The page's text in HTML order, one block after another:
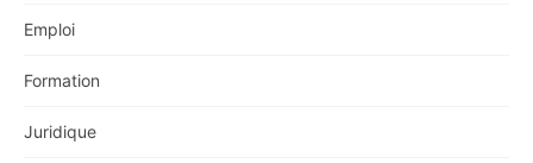
Emploi
Formation
Juridique